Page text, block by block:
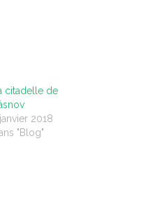
citadelle de
2018
"Blog"